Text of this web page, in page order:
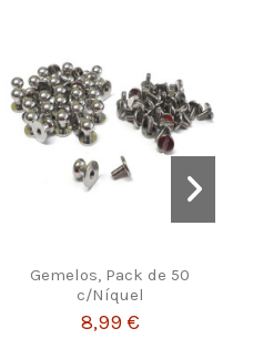
Gemelos, Pack de 50
c/Níquel
8,99 €